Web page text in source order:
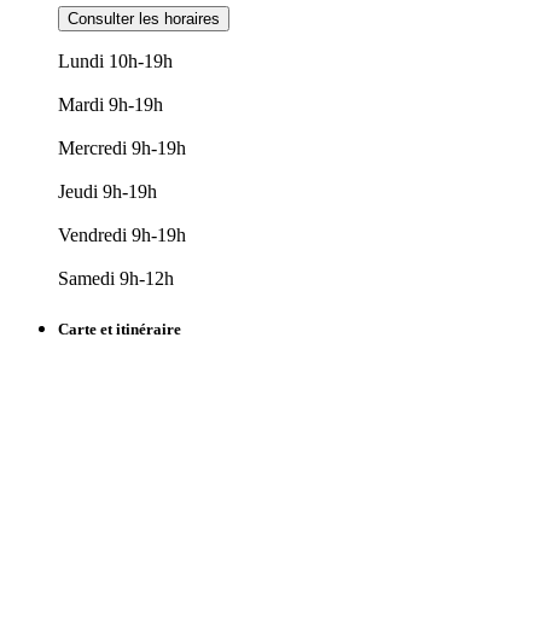
Consulter les horaires
Lundi 10h-19h
Mardi 9h-19h
Mercredi 9h-19h
Jeudi 9h-19h
Vendredi 9h-19h
Samedi 9h-12h
Carte et itinéraire